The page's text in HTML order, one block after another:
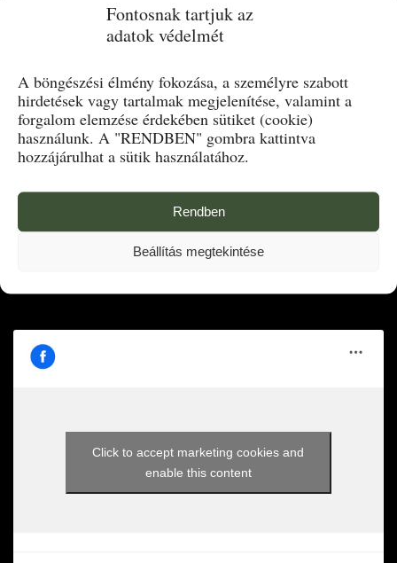
Fontosnak tartjuk az
adatok védelmét
A böngészési élmény fokozása, a személyre szabott
hirdetések vagy tartalmak megjelenítése, valamint a
forgalom elemzése érdekében sütiket (cookie)
használunk. A "RENDBEN" gombra kattintva
hozzájárulhat a sütik használatához.
Rendben
Beállítás megtekintése
KAPCSOLAT
Toscaneria Kft.
Adószám: 26647830-2-13
info@toscaneria.hu
Click to accept marketing cookies and
enable this content